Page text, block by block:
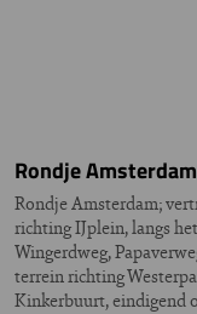
Rondje Amsterdam
Rondje Amsterdam;
richting IJplein, langs
Wingerdweg,
terrein richting
Kinkerbuurt, eindigend